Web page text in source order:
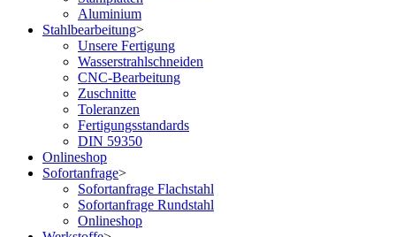
Aluminium
Stahlbearbeitung>
Unsere Fertigung
Wasserstrahlschneiden
CNC-Bearbeitung
Zuschnitte
Toleranzen
Fertigungsstandards
DIN 59350
Onlineshop
Sofortanfrage>
Sofortanfrage Flachstahl
Sofortanfrage Rundstahl
Onlineshop